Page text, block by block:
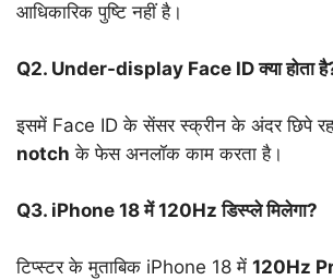
आधिकारिक पुष्टि नहीं है।
Q2. Under-display Face ID क्या होता
इसमें Face ID के सेंसर स्क्रीन के अंदर छिपे
notch के फेस अनलॉक काम करता है।
Q3. iPhone 18 में 120Hz डिस्प्ले मिलेगा?
टिप्स्टर के मुताबिक iPhone 18 में 120Hz